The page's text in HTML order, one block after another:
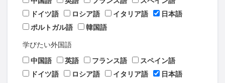
ドイツ語
ロシア語 イタリア語
日本語
ポルトガル語
韓国語
学びたい外国語
中国語
英語 フランス語
スペイン語
ドイツ語
ロシア語 イタリア語
日本語